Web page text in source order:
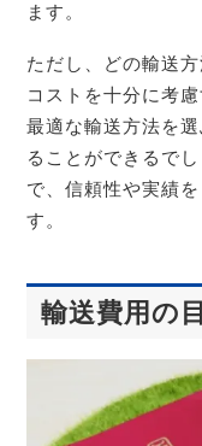
ます。
ただし、どの輸送
コストを十分に考
最適な輸送方法を
ることができるで
で、信頼性や実績
す。
輸送費用の